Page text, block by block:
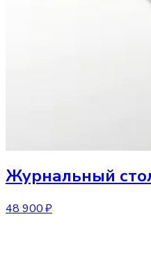
Журнальный
48 900 ₽